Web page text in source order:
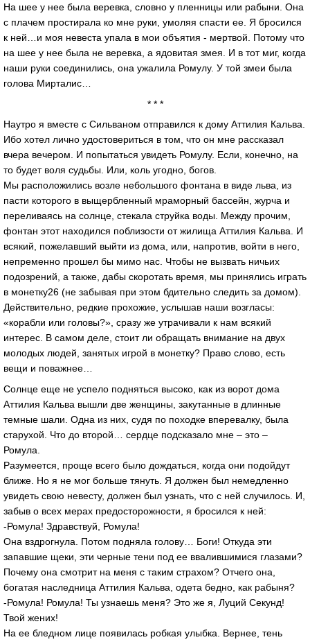
На шее у нее была веревка, словно у пленницы или рабыни. Она
с плачем простирала ко мне руки, умоляя спасти ее. Я бросился
к ней…и моя невеста упала в мои объятия - мертвой. Потому что
на шее у нее была не веревка, а ядовитая змея. И в тот миг, когда
наши руки соединились, она ужалила Ромулу. У той змеи была
голова Мирталис…
* * *
Наутро я вместе с Сильваном отправился к дому Аттилия Кальва.
Ибо хотел лично удостовериться в том, что он мне рассказал
вчера вечером. И попытаться увидеть Ромулу. Если, конечно, на
то будет воля судьбы. Или, коль угодно, богов.
Мы расположились возле небольшого фонтана в виде льва, из
пасти которого в выщербленный мраморный бассейн, журча и
переливаясь на солнце, стекала струйка воды. Между прочим,
фонтан этот находился поблизости от жилища Аттилия Кальва. И
всякий, пожелавший выйти из дома, или, напротив, войти в него,
непременно прошел бы мимо нас. Чтобы не вызвать ничьих
подозрений, а также, дабы скоротать время, мы принялись играть
в монетку26 (не забывая при этом бдительно следить за домом).
Действительно, редкие прохожие, услышав наши возгласы:
«корабли или головы?», сразу же утрачивали к нам всякий
интерес. В самом деле, стоит ли обращать внимание на двух
молодых людей, занятых игрой в монетку? Право слово, есть
вещи и поважнее…
Солнце еще не успело подняться высоко, как из ворот дома
Аттилия Кальва вышли две женщины, закутанные в длинные
темные шали. Одна из них, судя по походке вперевалку, была
старухой. Что до второй… сердце подсказало мне – это –
Ромула.
Разумеется, проще всего было дождаться, когда они подойдут
ближе. Но я не мог больше тянуть. Я должен был немедленно
увидеть свою невесту, должен был узнать, что с ней случилось. И,
забыв о всех мерах предосторожности, я бросился к ней:
-Ромула! Здравствуй, Ромула!
Она вздрогнула. Потом подняла голову… Боги! Откуда эти
запавшие щеки, эти черные тени под ее ввалившимися глазами?
Почему она смотрит на меня с таким страхом? Отчего она,
богатая наследница Аттилия Кальва, одета бедно, как рабыня?
-Ромула! Ромула! Ты узнаешь меня? Это же я, Луций Секунд!
Твой жених!
На ее бледном лице появилась робкая улыбка. Вернее, тень